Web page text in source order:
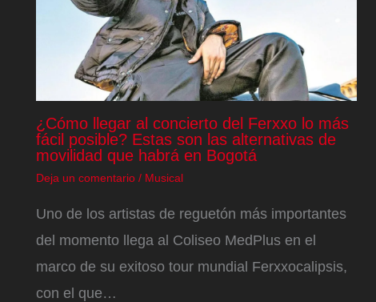
¿Cómo llegar al concierto del Ferxxo lo más
fácil posible? Estas son las alternativas de
movilidad que habrá en Bogotá
Deja un comentario / Musical
Uno de los artistas de reguetón más importantes
del momento llega al Coliseo MedPlus en el
marco de su exitoso tour mundial Ferxxocalipsis,
con el que…